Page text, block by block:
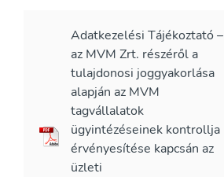
Adatkezelési Tájékoztató –
az MVM Zrt. részéről a
tulajdonosi joggyakorlása
alapján az MVM
tagvállalatok
ügyintézéseinek kontrollja
érvényesítése kapcsán az
üzleti